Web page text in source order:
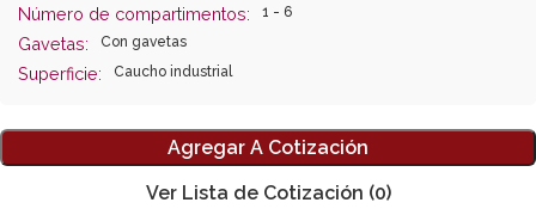
Número de compartimentos:
1 - 6
Gavetas: Con gavetas
Superficie: Caucho industrial
Agregar A Cotización
Ver Lista de Cotización (0)